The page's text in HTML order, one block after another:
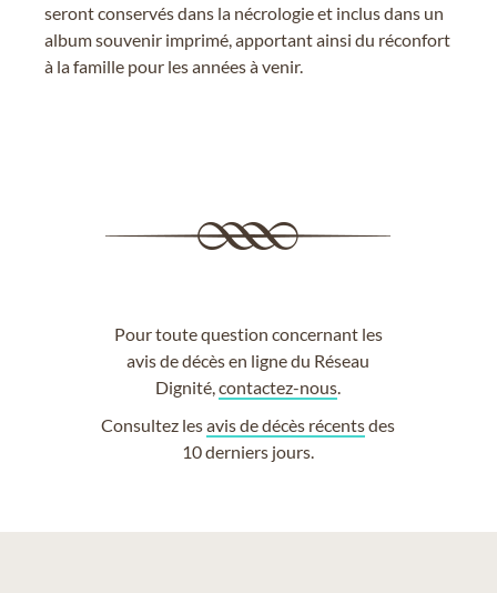
seront conservés dans la nécrologie et inclus dans un
album souvenir imprimé, apportant ainsi du réconfort
à la famille pour les années à venir.
Pour toute question concernant les
avis de décès en ligne du Réseau
Dignité,contactez-nous
Consultez lesavis de décès récentsdes
10 derniers jours.